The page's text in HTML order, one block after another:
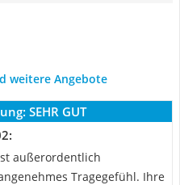
weitere Angebote
SEHR GUT
außerordentlich
Tragegefühl. Ihre